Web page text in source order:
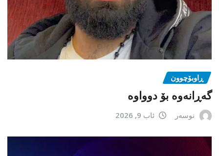
ڕاوبۆچوون
گەڕانەوە بۆ دوواوە
نوسەر ئاب 9, 2026